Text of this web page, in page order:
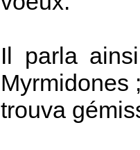
Il parla
Myrmidones
trouva